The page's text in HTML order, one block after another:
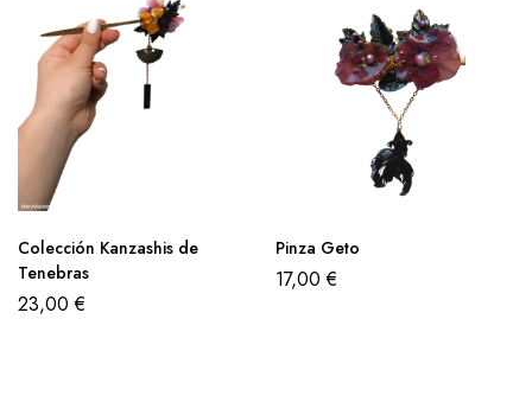
Colección Kanzashis de
Tenebras
23,00€
Pinza Geto
17,00€